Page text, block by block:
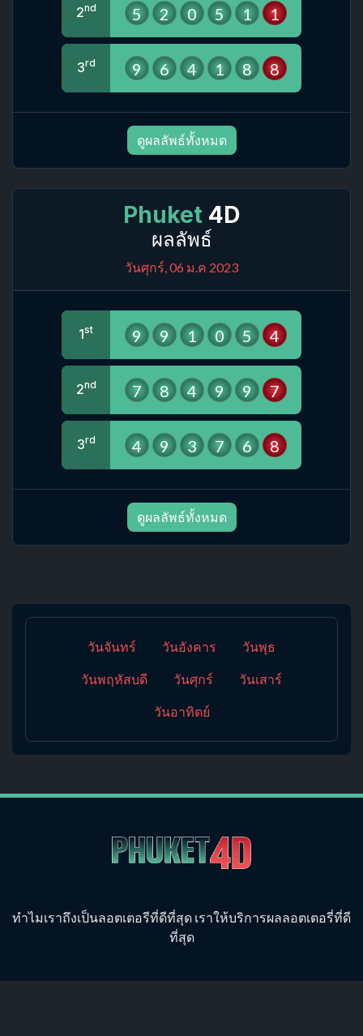
2nd 5 2 0 5 1 1
3rd 9 6 4 1 8 8
ดูผลลัพธ์ทั้งหมด
Phuket 4D
ผลลัพธ์
วันศุกร์, 06 ม.ค 2023
1st 9 9 1 0 5 4
2nd 7 8 4 9 9 7
3rd 4 9 3 7 6 8
ดูผลลัพธ์ทั้งหมด
วันจันทร์ วันอังคาร วันพุธ
วันพฤหัสบดี วันศุกร์ วันเสาร์
วันอาทิตย์
ทำไมเราถึงเป็นลอตเตอรีที่ดีที่สุด เราให้บริการผลลอตเตอรี่ที่ดี
ที่สุด